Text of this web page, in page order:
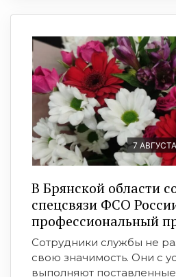
7
В Брянской области
спецсвязи ФСО
профессиональный
Сотрудники службы не
свою значимость. Они с
выполняют поставленные